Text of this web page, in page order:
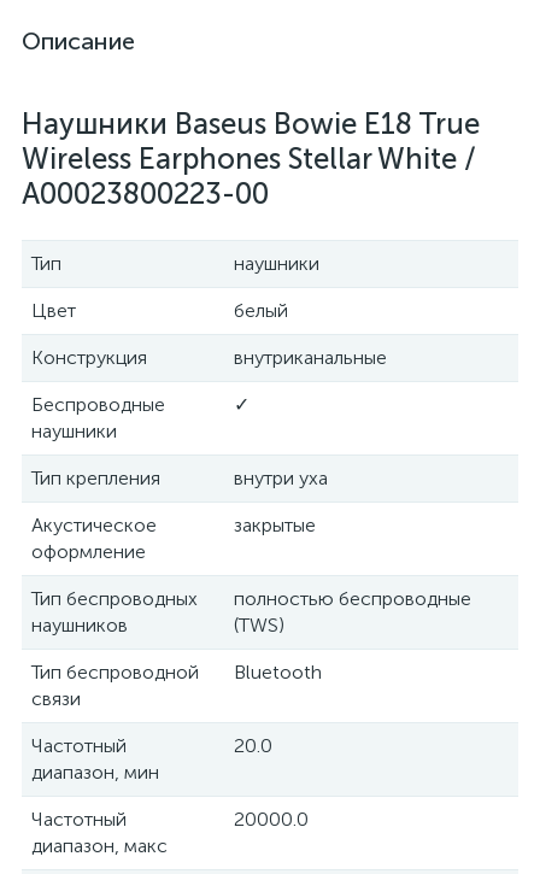
Описание
Наушники Baseus Bowie E18 True
Wireless Earphones Stellar White /
A00023800223-00
Тип наушники
Цвет белый
Конструкция внутриканальные
Беспроводные
наушники
✓
Тип крепления внутри уха
Акустическое
оформление
закрытые
Тип беспроводных
наушников
полностью беспроводные
(TWS)
Тип беспроводной
связи
Bluetooth
Частотный
диапазон, мин
20.0
Частотный
диапазон, макс
20000.0